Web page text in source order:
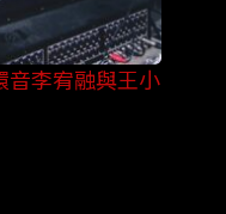
李宥融與王小